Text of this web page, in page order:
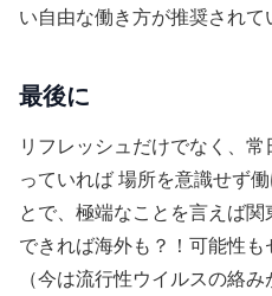
い自由な働き方が推奨されて
最後に
リフレッシュだけでなく、
っていれば 場所を意識せず
とで、極端なことを言えば
できれば海外も？！可能性も
（今は流行性ウイルスの絡